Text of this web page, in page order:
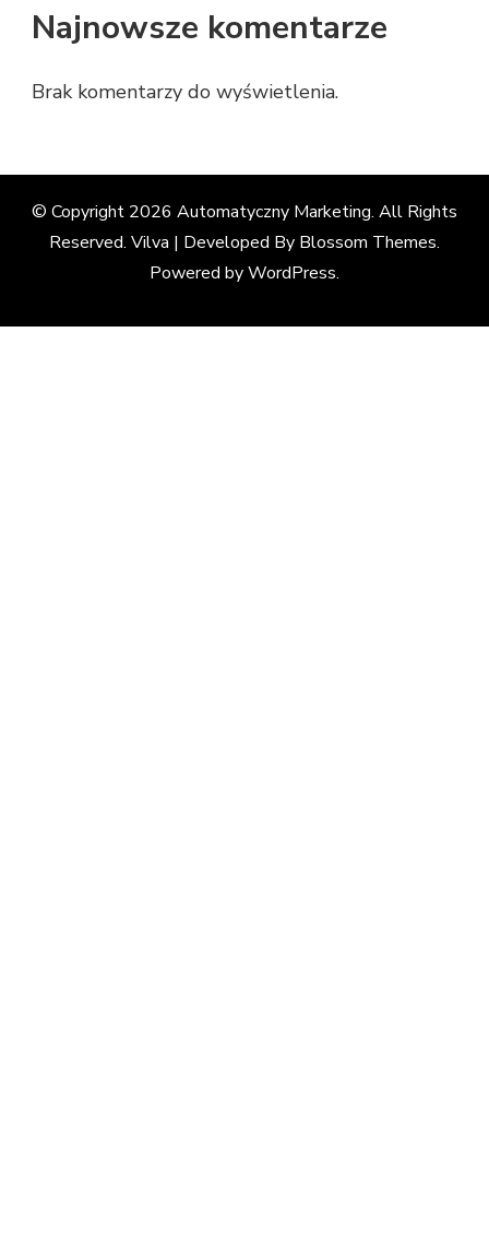
Najnowsze komentarze
Brak komentarzy do wyświetlenia.
© Copyright 2026 Automatyczny Marketing. All Rights
Reserved. Vilva | Developed By Blossom Themes.
Powered byWordPress.